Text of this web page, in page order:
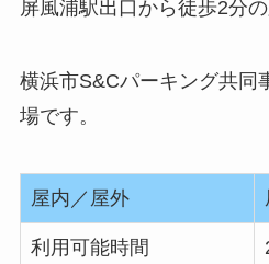
屏風浦駅出口から徒歩2分
横浜市S&Cパーキング共同
場です。
屋内／屋外
利用可能時間